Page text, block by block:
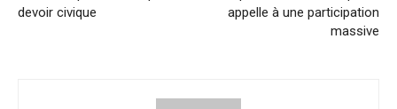
devoir civique
appelle à une participation
massive